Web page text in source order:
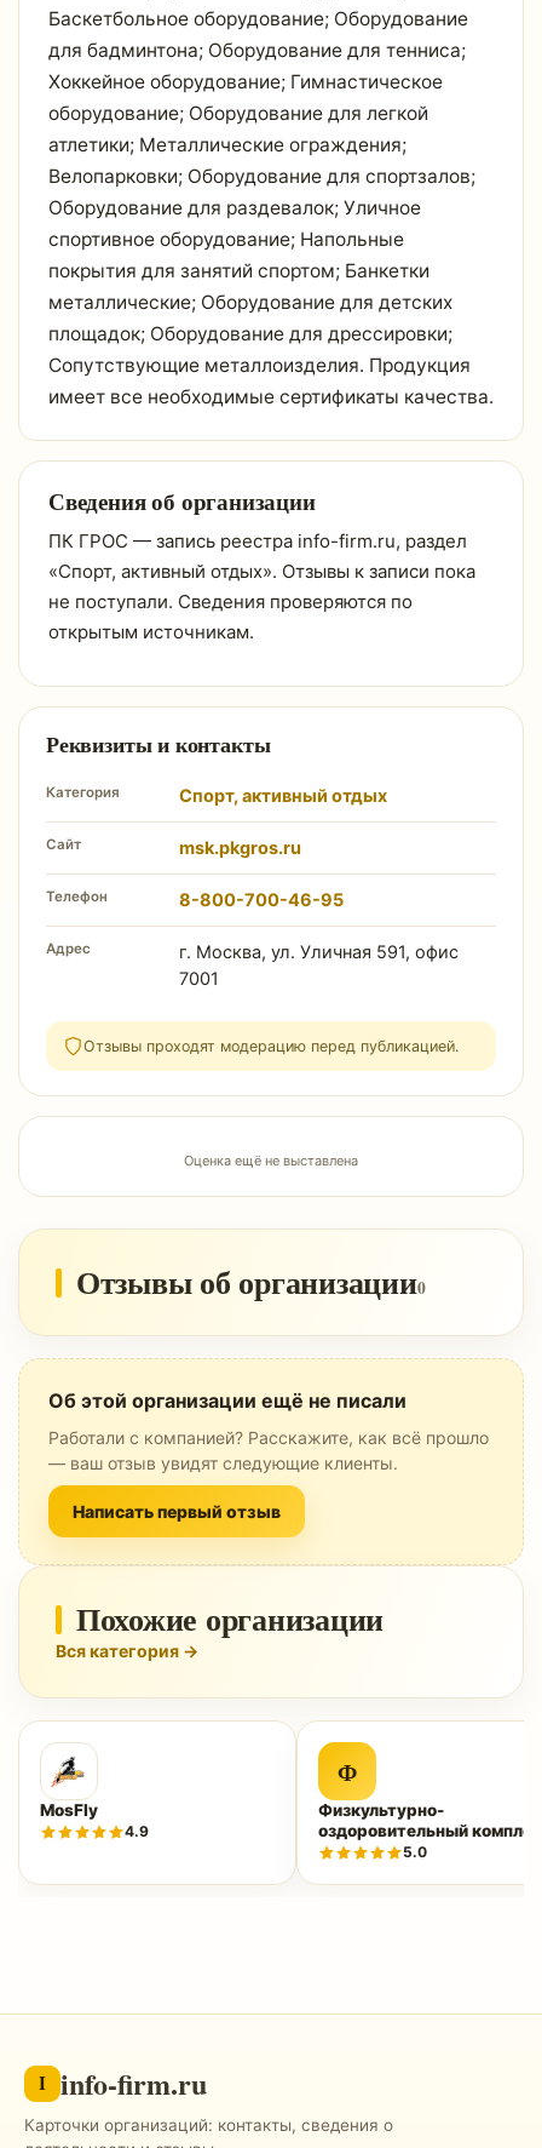
Баскетбольное оборудование; Оборудование
для бадминтона; Оборудование для тенниса;
Хоккейное оборудование; Гимнастическое
оборудование; Оборудование для легкой
атлетики; Металлические ограждения;
Велопарковки; Оборудование для спортзалов;
Оборудование для раздевалок; Уличное
спортивное оборудование; Напольные
покрытия для занятий спортом; Банкетки
металлические; Оборудование для детских
площадок; Оборудование для дрессировки;
Сопутствующие металлоизделия. Продукция
имеет все необходимые сертификаты качества.
Сведения об организации
ПК ГРОС — запись реестра info-firm.ru, раздел
«Спорт, активный отдых». Отзывы к записи пока
не поступали. Сведения проверяются по
открытым источникам.
Реквизиты и контакты
Категория Спорт, активный отдых
Сайт msk.pkgros.ru
Телефон 8-800-700-46-95
Адрес
г. Москва, ул. Уличная 591, офис
7001
Отзывы проходят модерацию перед публикацией.
Оценка ещё не выставлена
Отзывы об организации0
Об этой организации ещё не писали
Работали с компанией? Расскажите, как всё прошло
— ваш отзыв увидят следующие клиенты.
Написать первый отзыв
Похожие организации
Вся категория →
MosFly
4.9
Ф
Физкультурно-
оздоровительный
«Нептун» 5.0
I info-firm.ru
Карточки организаций: контакты, сведения о